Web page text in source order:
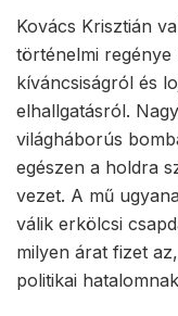
Kovács Krisztián
történelmi
kíváncsiságról és
elhallgatásról.
világháborús
egészen a holdra
vezet. A mű
válik erkölcsi
milyen árat fizet
politikai